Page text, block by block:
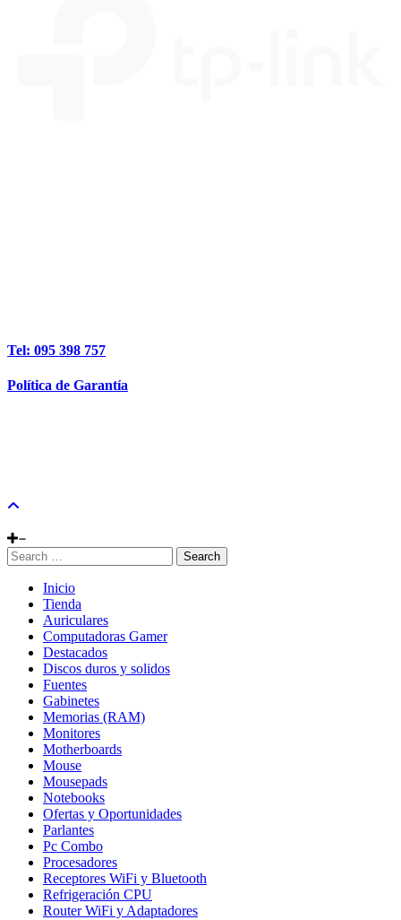
Tel: 095 398 757
Política de Garantía
Search
Inicio
Tienda
Auriculares
Computadoras Gamer
Destacados
Discos duros y solidos
Fuentes
Gabinetes
Memorias (RAM)
Monitores
Motherboards
Mouse
Mousepads
Notebooks
Ofertas y Oportunidades
Parlantes
Pc Combo
Procesadores
Receptores WiFi y Bluetooth
Refrigeración CPU
Router WiFi y Adaptadores